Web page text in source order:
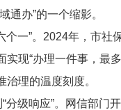
通办”的一个缩影。
个一”。 2024年，市社
实现“办理一件事，最
治理的温度刻度。
“分级响应”。网信部